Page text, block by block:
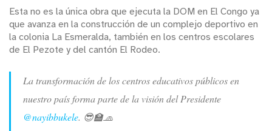
Esta no es la única obra que ejecuta la DOM en El Congo ya
que avanza en la construcción de un complejo deportivo en
la colonia La Esmeralda, también en los centros escolares
de El Pezote y del cantón El Rodeo.
La transformación de los centros educativos públicos en
nuestro país forma parte de la visión del Presidente
@nayibbukele. 😎🏫🧢